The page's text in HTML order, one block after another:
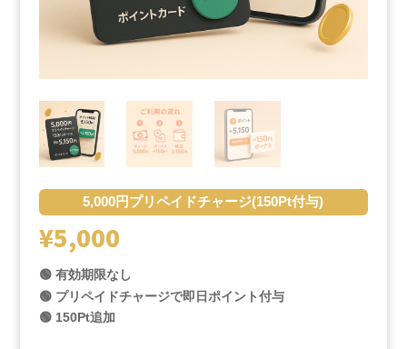
5,000円プリペイドチャージ(150Pt付与)
¥5,000
🟢 有効期限なし
🟢 プリペイドチャージで即日ポイント付与
🟢 150Pt追加